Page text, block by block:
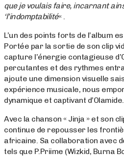
que je voulais faire, incarnant
‘l’indomptabilité« .
L’un des points forts de l’album
Portée par la sortie de son clip
capture l’énergie contagieuse
percutantes et des rythmes
ajoute une dimension visuelle
expérience musicale, nous
dynamique et captivant d’Olamide.
Avec la chanson « Jinja » et son
continue de repousser les
africaine. Sa collaboration avec
tels que P.Priime (Wizkid, Burna